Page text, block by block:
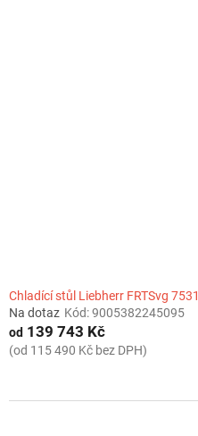
Chladící stůl Liebherr FRTSvg 7531
Na dotaz Kód:9005382245095
od 139 743 Kč
(od 115 490 Kč bez DPH)